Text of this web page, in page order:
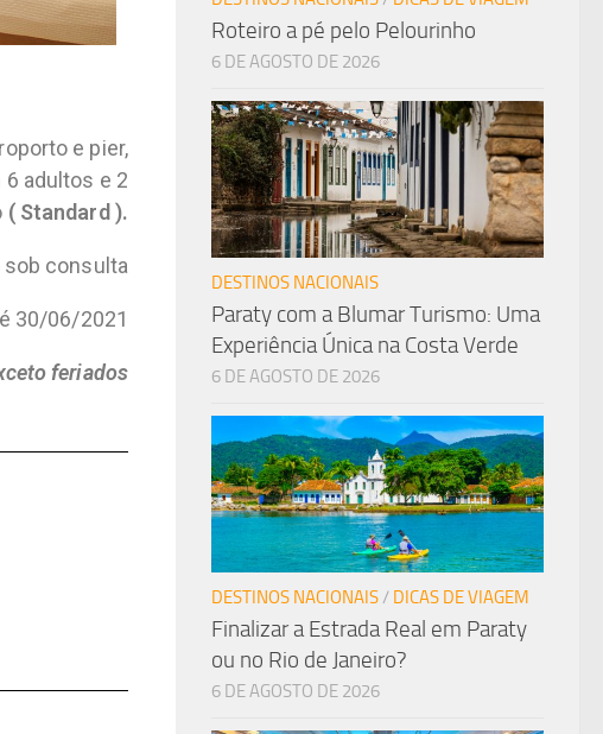
e pier,
adultos e 2
( Standard ).
consulta
30/06/2021
feriados
Roteiro a pé pelo Pelourinho
6 DE AGOSTO DE 2026
DESTINOS NACIONAIS
Paraty com a Blumar Turismo: Uma
Experiência Única na Costa Verde
6 DE AGOSTO DE 2026
DESTINOS NACIONAIS/ DICAS DE VIAGEM
Finalizar a Estrada Real em Paraty
ou no Rio de Janeiro?
6 DE AGOSTO DE 2026